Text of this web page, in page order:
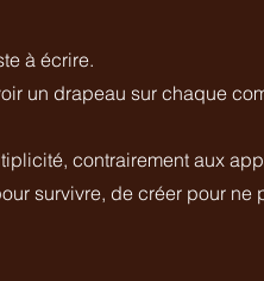
à écrire.
un drapeau sur chaque
contrairement aux
survivre, de créer pour